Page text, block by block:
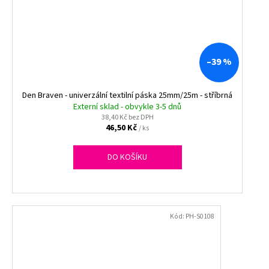
–39 %
Den Braven - univerzální textilní páska 25mm/25m - stříbrná
Externí sklad - obvykle 3-5 dnů
38,40 Kč bez DPH
46,50 Kč/ ks
DO KOŠÍKU
Kód: PH-S0108